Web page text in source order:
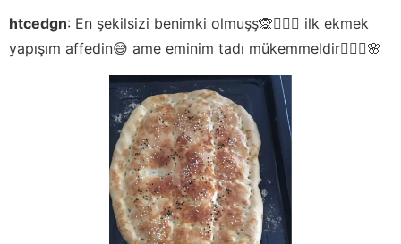
htcedgn: En şekilsizi benimki olmuşş🙊🤦🏻‍♀️ ilk ekmek
yapışım affedin😅 ame eminim tadı mükemmeldir💁🏻‍♀️🌸